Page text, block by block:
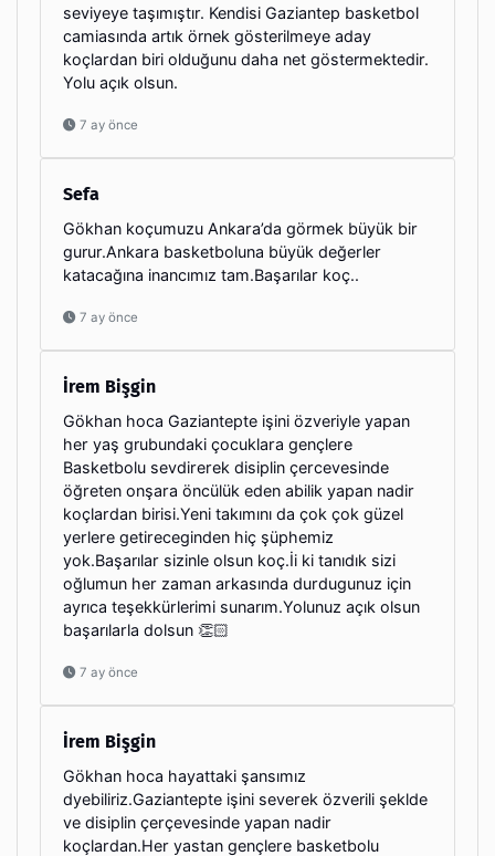
seviyeye taşımıştır. Kendisi Gaziantep basketbol
camiasında artık örnek gösterilmeye aday
koçlardan biri olduğunu daha net göstermektedir.
Yolu açık olsun.
7 ay önce
Sefa
Gökhan koçumuzu Ankara’da görmek büyük bir
gurur.Ankara basketboluna büyük değerler
katacağına inancımız tam.Başarılar koç..
7 ay önce
İrem Bişgin
Gökhan hoca Gaziantepte işini özveriyle yapan
her yaş grubundaki çocuklara gençlere
Basketbolu sevdirerek disiplin çercevesinde
öğreten onşara öncülük eden abilik yapan nadir
koçlardan birisi.Yeni takımını da çok çok güzel
yerlere getireceginden hiç şüphemiz
yok.Başarılar sizinle olsun koç.İi ki tanıdık sizi
oğlumun her zaman arkasında durdugunuz için
ayrıca teşekkürlerimi sunarım.Yolunuz açık olsun
başarılarla dolsun 👏🏻
7 ay önce
İrem Bişgin
Gökhan hoca hayattaki şansımız
dyebiliriz.Gaziantepte işini severek özverili şeklde
ve disiplin çerçevesinde yapan nadir
koçlardan.Her yastan gençlere basketbolu